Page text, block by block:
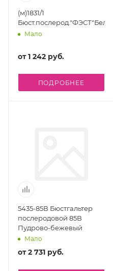
(м)1831/1
Бюст.послерод."ФЭСТ"Белый
Мало
от1 242 руб.
ПОДРОБНЕЕ
5435-85В Бюстгальтер
послеродовой 85B
Пудрово-бежевый
Мало
от2 731 руб.